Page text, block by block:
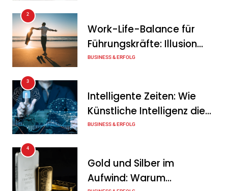
Ohne Daten keine
Verteidigungsfähigkeit:
Deutsche
Rüstungsindustrie investiert
Fundament
6. August 2026
2
Work-Life-Balance für
Führungskräfte: Illusion
oder echte Chance?
BUSINESS & ERFOLG
3
Intelligente Zeiten: Wie
Künstliche Intelligenz die
Geschäftswelt verändert
BUSINESS & ERFOLG
4
Gold und Silber im
Aufwind: Warum